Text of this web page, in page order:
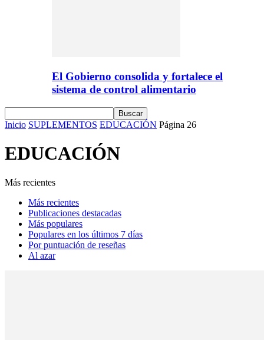
El Gobierno consolida y fortalece el
sistema de control alimentario
Inicio SUPLEMENTOS EDUCACIÓN Página 26
EDUCACIÓN
Más recientes
Más recientes
Publicaciones destacadas
Más populares
Populares en los últimos 7 días
Por puntuación de reseñas
Al azar